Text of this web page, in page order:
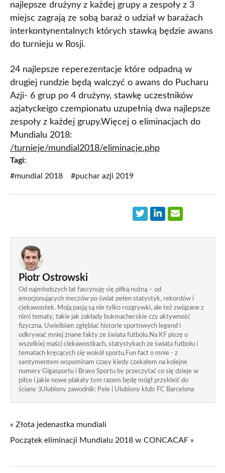
najlepsze drużyny z każdej grupy a zespoły z 3
miejsc zagrają ze sobą baraż o udział w barażach
interkontynentalnych których stawką będzie awans
do turnieju w Rosji.
24 najlepsze reperezentacje które odpadną w
drugiej rundzie będą walczyć o awans do Pucharu
Azji- 6 grup po 4 drużyny, stawkę uczestników
azjatyckeigo czempionatu uzupełnią dwa najlepsze
zespoły z każdej grupy.Więcej o eliminacjach do
Mundialu 2018:
/turnieje/mundial2018/eliminacje.php
Tagi:
#mundial 2018
#puchar azji 2019
Piotr Ostrowski
Od najmłodszych lat fascynuję się piłką nożną – od
emocjonujących meczów po świat pełen statystyk, rekordów i
ciekawostek. Moją pasją są nie tylko rozgrywki, ale też związane z
nimi tematy, takie jak zakłady bukmacherskie czy aktywność
fizyczna. Uwielbiam zgłębiać historie sportowych legend i
odkrywać mniej znane fakty ze świata futbolu.Na KF piszę o
wszelkiej maści ciekawostkach, statystykach ze świata futbolu i
tematach kręcących się wokół sportu.Fun fact o mnie - z
sentymentem wspominam czasy kiedy czekałem na kolejne
numery Gigasportu i Bravo Sportu by przeczytać co się dzieje w
piłce i jakie nowe plakaty tym razem będę mógł przykleić do
ściany :)Ulubiony zawodnik: Pele | Ulubiony klub: FC Barcelona
« Złota jedenastka mundiali
Początek eliminacji Mundialu 2018 w CONCACAF »